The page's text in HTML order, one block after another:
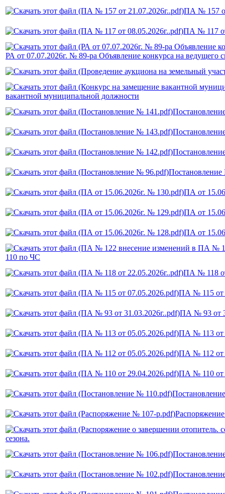
ПА № 157
ПА № 117
РА от 07.07.2026г. № 89-ра Объявление конкурса на ведущего
вакантной муниципальной должности
ПА от
ПА от
ПА от
110 по ЧС
ПА № 118
ПА № 115 от
ПА № 93 от
ПА № 113 от
ПА № 112 от
ПА № 110 от
сезона.